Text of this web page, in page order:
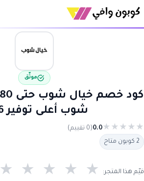
موثّق
شوب أعلى توفير 2026
★
★
★
★
★
0.0(0 تقييم)
2 كوبون متاح
قيّم هذا المتجر: ★ ★ ★ ★ ★